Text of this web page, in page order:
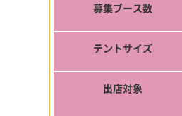
募集ブース数
テントサイズ
出店対象